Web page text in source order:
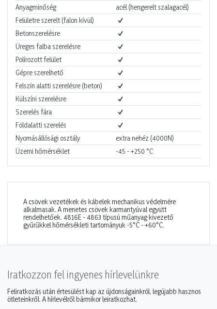
Anyagminőség
acél (hengerelt szalagacél)
Felületre szerelt (falon kívül)
Betonszerelésre
Üreges falba szerelésre
Polírozott felület
Gépre szerelhető
Felszín alatti szerelésre (beton)
Külszíni szerelésre
Szerelés fára
Földalatti szerelés
Nyomásállósági osztály
extra nehéz (4000N)
Üzemi hőmérséklet
-45 - +250 °C
A csövek vezetékek és kábelek mechanikus védelmére
alkalmasak. A menetes csövek karmantyúval együtt
rendelhetőek. 4816E - 4863 típusú műanyag kivezető
gyűrűkkel hőmérsékleti tartományuk -5°C - +60°C.
Iratkozzon fel ingyenes hírlevelünkre
Feliratkozás után értesülést kap az újdonságainkról, legújabb hasznos
ötleteinkről. A hírlevélről bármikor leiratkozhat.